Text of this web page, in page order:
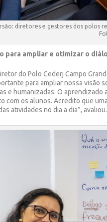
diretores e gestores dos polos
para ampliar e otimizar o
do Polo Cederj Campo
para ampliar nossa visão
e humanizadas. O
com os alunos. Acredito que
atividades no dia a dia”, avaliou.